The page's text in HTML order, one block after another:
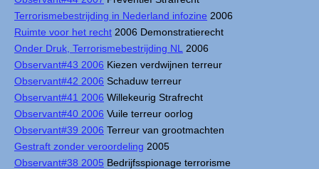
Terrorismebestrijding in Nederland infozine 2006
Ruimte voor het recht 2006 Demonstratierecht
Onder Druk, Terrorismebestrijding NL
2006
Observant#43 2006 Kiezen verdwijnen terreur
Observant#42 2006 Schaduw terreur
Observant#41 2006 Willekeurig Strafrecht
Observant#40 2006 Vuile terreur oorlog
Observant#39 2006 Terreur van grootmachten
Gestraft zonder veroordeling 2005
Observant#38 2005 Bedrijfsspionage terrorisme